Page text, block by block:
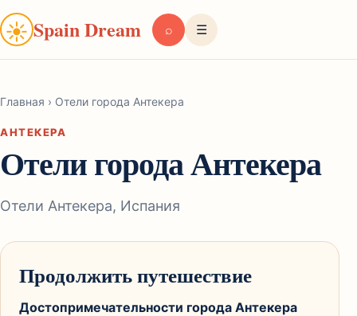
☀Spain Dream ⌕ ☰
Главная › Отели города Антекера
АНТЕКЕРА
Отели города Антекера
Отели Антекера, Испания
Продолжить путешествие
Достопримечательности города Антекера